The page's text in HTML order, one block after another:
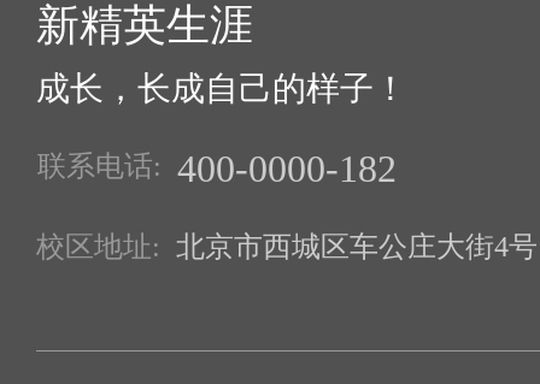
新精英生涯
成长，长成自己的样子！
联系电话: 400-0000-182
校区地址: 北京市西城区车公庄大街4